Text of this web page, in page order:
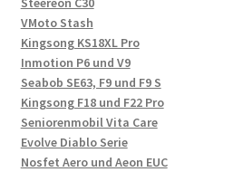
VMoto Stash
Kingsong KS18XL Pro
Inmotion P6 und V9
Seabob SE63, F9 und F9 S
Kingsong F18 und F22 Pro
Seniorenmobil Vita Care
Evolve Diablo Serie
Nosfet Aero und Aeon EUC